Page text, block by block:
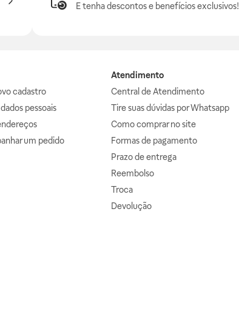
E tenha descontos e benefícios exclusivos!
cadastro
pessoais
um pedido
Atendimento
Central de Atendimento
Tire suas dúvidas por Whatsapp
Como comprar no site
Formas de pagamento
Prazo de entrega
Reembolso
Troca
Devolução